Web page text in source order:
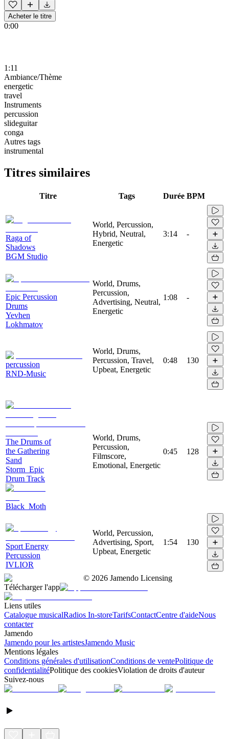
Acheter le titre
0:00
1:11
Ambiance/Thème
energetic
travel
Instruments
percussion
slideguitar
conga
Autres tags
instrumental
Titres similaires
Titre Tags Durée BPM
Raga of
Shadows
BGM Studio
World, Percussion,
Hybrid, Neutral,
Energetic
3:14 -
Epic Percussion
Drums
Yevhen
Lokhmatov
World, Drums,
Percussion,
Advertising, Neutral,
Energetic
1:08 -
percussion
RND-Music
World, Drums,
Percussion, Travel,
Upbeat, Energetic
0:48 130
The Drums of
the Gathering
Sand
Storm_Epic
Drum Track
Black_Moth
World, Drums,
Percussion,
Filmscore,
Emotional, Energetic
0:45 128
Sport Energy
Percussion
IVLIOR
World, Percussion,
Advertising, Sport,
Upbeat, Energetic
1:54 130
© 2026 Jamendo Licensing
Télécharger l'app
Liens utiles
Catalogue musicalRadios In-storeTarifsContactCentre d'aideNous
contacter
Jamendo
Jamendo pour les artistesJamendo Music
Mentions légales
Conditions générales d'utilisationConditions de ventePolitique de
confidentialitéPolitique des cookiesViolation de droits d'auteur
Suivez-nous